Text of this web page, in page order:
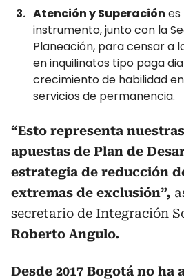
Atención y Superación
instrumento, junto con la
Planeación, para censar a
en inquilinatos tipo paga
crecimiento de habilidad
servicios de permanencia.
“Esto representa
apuestas de Plan de
estrategia de reducción
extremas de exclusión”,
secretario de Integración
Roberto Angulo.
Desde 2017 Bogotá no ha